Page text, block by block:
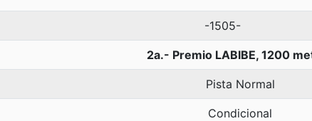
-1505-
2a.- Premio LABIBE, 1200
Pista Normal
Condicional